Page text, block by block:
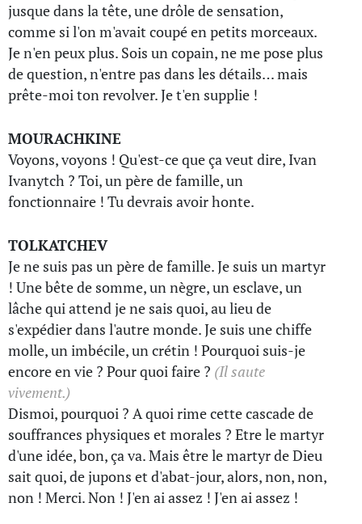
jusque dans la tête, une drôle de sensation,
comme si l'on m'avait coupé en petits morceaux.
Je n'en peux plus. Sois un copain, ne me pose plus
de question, n'entre pas dans les détails… mais
prête-moi ton revolver. Je t'en supplie !
MOURACHKINE
Voyons, voyons ! Qu'est-ce que ça veut dire, Ivan
Ivanytch ? Toi, un père de famille, un
fonctionnaire ! Tu devrais avoir honte.
TOLKATCHEV
Je ne suis pas un père de famille. Je suis un martyr
! Une bête de somme, un nègre, un esclave, un
lâche qui attend je ne sais quoi, au lieu de
s'expédier dans l'autre monde. Je suis une chiffe
molle, un imbécile, un crétin ! Pourquoi suis-je
encore en vie ? Pour quoi faire ? (Il saute
vivement.)
Dismoi, pourquoi ? A quoi rime cette cascade de
souffrances physiques et morales ? Etre le martyr
d'une idée, bon, ça va. Mais être le martyr de Dieu
sait quoi, de jupons et d'abat-jour, alors, non, non,
non ! Merci. Non ! J'en ai assez ! J'en ai assez !